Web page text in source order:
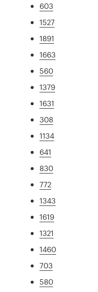
603
1527
1891
1663
560
1379
1631
308
1134
641
830
772
1343
1619
1321
1460
703
580